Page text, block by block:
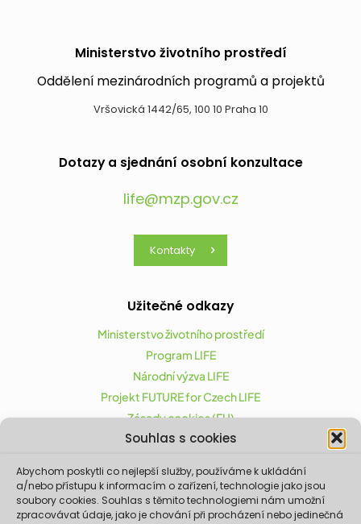
Souhlas s cookies
Abychom poskytli co nejlepší služby, používáme k ukládání
a/nebo přístupu k informacím o zařízení, technologie jako jsou
soubory cookies. Souhlas s těmito technologiemi nám umožní
zpracovávat údaje, jako je chování při procházení nebo jedinečná
Ministerstvo životního prostředí
Oddělení mezinárodních programů a projektů
Vršovická 1442/65, 100 10 Praha 10
Dotazy a sjednání osobní konzultace
life@mzp.gov.cz
Kontakty
Užitečné odkazy
Ministerstvo životního prostředí
Program LIFE
Národní výzva LIFE
Projekt FUTURE for Czech LIFE
Zásady cookies (EU)
Projekt FUTURE for Czech LIFE (LIFE21-CAP-CZ-LIFE
FOR CZECHIA) byl podpořen z finančního nástroje
Evropské unie LIFE.